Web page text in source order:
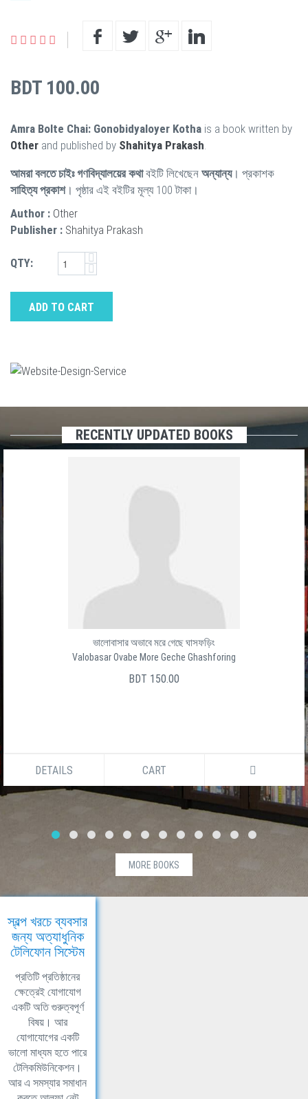
BDT 100.00
Amra Bolte Chai: Gonobidyaloyer Kotha is a book written by
Other and published by Shahitya Prakash
আমরা বলতে চাইঃ গণবিদ্যালয়ের কথাবইটি লিখেছেন অন্যান্য। প্রকাশক
সাহিত্য প্রকাশ। পৃষ্ঠার এই বইটির মূল্য 100 টাকা।
Author : Other
Publisher : Shahitya Prakash
QTY:
ADD TO CART
RECENTLY UPDATED BOOKS
ভালোবাসার অভাবে মরে গেছে ঘাসফড়িং
Valobasar Ovabe More Geche Ghashforing
BDT 150.00
DETAILS CART
MORE BOOKS
স্বল্প খরচে ব্যবসার
জন্য অত্যাধুনিক
টেলিফোন সিস্টেম
প্রতিটি প্রতিষ্ঠানের
ক্ষেত্রেই যোগাযোগ
একটি অতি গুরুত্বপূর্ণ
বিষয়। আর
যোগাযোগের একটি
ভালো মাধ্যম হতে পারে
টেলিকমিউনিকেশন।
আর এ সমস্যার সমাধান